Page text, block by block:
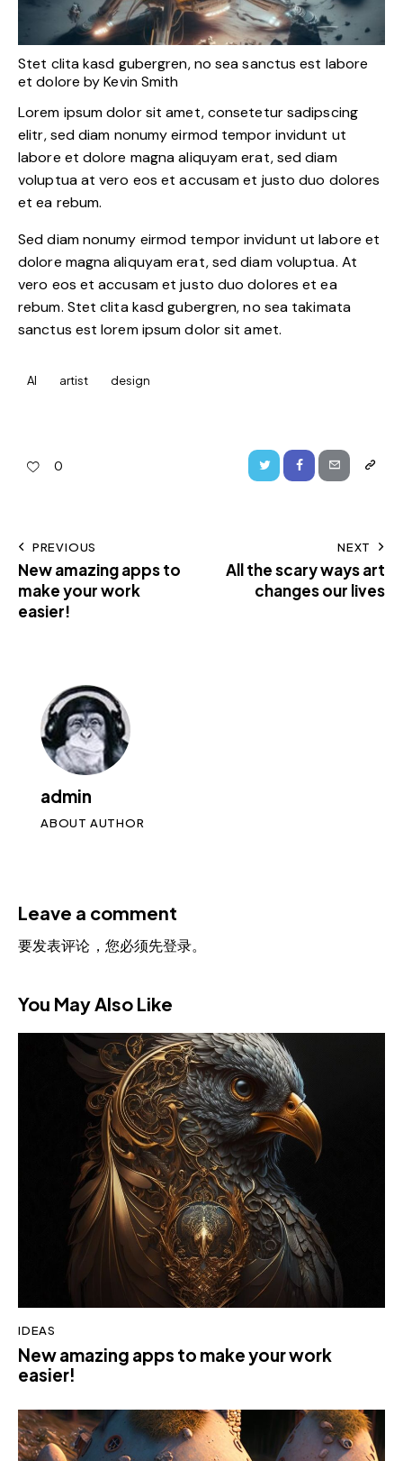
Stet clita kasd gubergren, no sea sanctus est labore
et dolore byKevin Smith
Lorem ipsum dolor sit amet, consetetur sadipscing
elitr, sed diam nonumy eirmod tempor invidunt ut
labore et dolore magna aliquyam erat, sed diam
voluptua at vero eos et accusam et justo duo dolores
et ea rebum.
Sed diam nonumy eirmod tempor invidunt ut labore et
dolore magna aliquyam erat, sed diam voluptua. At
vero eos et accusam et justo duo dolores et ea
rebum. Stet clita kasd gubergren, no sea takimata
sanctus est lorem ipsum dolor sit amet.
AI artist design
0
PREVIOUS
New amazing apps to
make your work
easier!
NEXT
All the scary ways art
changes our lives
admin
ABOUT AUTHOR
Leave a comment
要发表评论，您必须先登录。
You May Also Like
IDEAS
New amazing apps to make your work
easier!